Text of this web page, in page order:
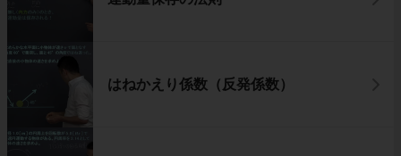
はねかえり係数（反発係数）